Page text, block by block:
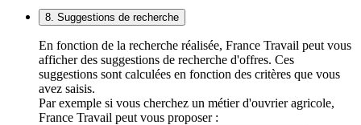
8. Suggestions de recherche
En fonction de la recherche réalisée, France Travail peut vous
afficher des suggestions de recherche d'offres. Ces
suggestions sont calculées en fonction des critères que vous
avez saisis.
Par exemple si vous cherchez un métier d'ouvrier agricole,
France Travail peut vous proposer :